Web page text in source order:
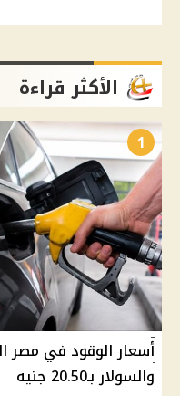
الأكثر قراءة
1
والسولار بـ20.50 جنيه